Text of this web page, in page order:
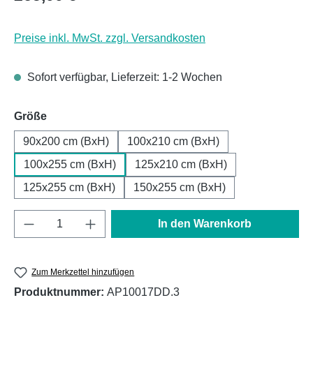
Preise inkl. MwSt. zzgl. Versandkosten
Sofort verfügbar, Lieferzeit: 1-2 Wochen
Größeauswählen
90x200 cm (BxH)
100x210 cm (BxH)
100x255 cm (BxH)
125x210 cm (BxH)
125x255 cm (BxH)
150x255 cm (BxH)
Produkt Anzahl: Gib den gewünschten
In den Warenkorb
Zum Merkzettel hinzufügen
Produktnummer: AP10017DD.3